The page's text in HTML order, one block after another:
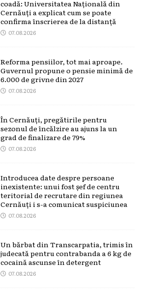
coadă: Universitatea Națională din
Cernăuți a explicat cum se poate
confirma înscrierea de la distanță
07.08.2026
Reforma pensiilor, tot mai aproape.
Guvernul propune o pensie minimă de
6.000 de grivne din 2027
07.08.2026
În Cernăuți, pregătirile pentru
sezonul de încălzire au ajuns la un
grad de finalizare de 79%
07.08.2026
Introducea date despre persoane
inexistente: unui fost șef de centru
teritorial de recrutare din regiunea
Cernăuți i s-a comunicat suspiciunea
07.08.2026
Un bărbat din Transcarpatia, trimis în
judecată pentru contrabanda a 6 kg de
cocaină ascunse în detergent
07.08.2026